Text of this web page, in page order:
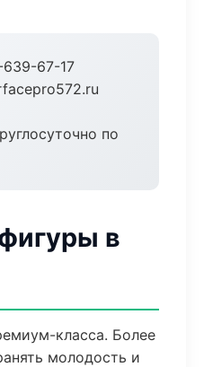
67-17
по
в
класса. Более
молодость и